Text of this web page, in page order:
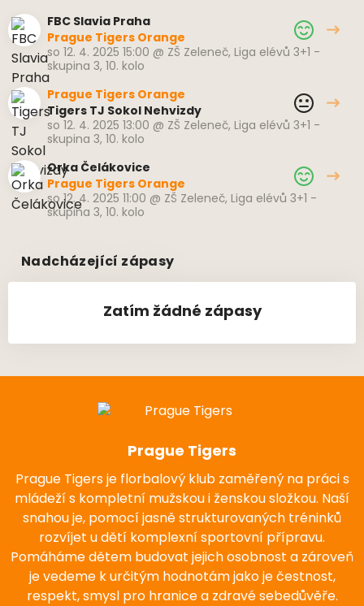
FBC Slavia Praha
Prague Tigers Orange
so 12. 4. 2025 15:00 @ ZŠ Zeleneč, Liga elévů 3+1 -
skupina 3, 10. kolo
Prague Tigers Orange
Tigers TJ Sokol Nehvizdy
so 12. 4. 2025 13:00 @ ZŠ Zeleneč, Liga elévů 3+1 -
skupina 3, 10. kolo
Orka Čelákovice
Prague Tigers Orange
so 12. 4. 2025 11:00 @ ZŠ Zeleneč, Liga elévů 3+1 -
skupina 3, 10. kolo
Nadcházející zápasy
Zatím žádné zápasy
Prague Tigers
Prague Tigers je florbalový klub zaměřený na práci s
mládeží s kompletní mužskou i ženskou složkou. Naší
snahou je, pomocí jasně strukturovaných tréninků
rozvíjet u dětí komplexní sportovní přípravu.
Pomáháme dětem budovat jejich osobnost a zároveň
je vedeme k určitým hodnotám jako je čestnost,
respekt, smysl pro hranice a zdravé sebedůvěře.